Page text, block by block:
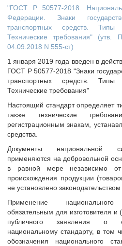
"ГОСТ Р 50577-2018.
Федерации. Знаки
транспортных средств.
Технические требования" (утв.
04.09.2018 N 555-ст)
1 января 2019 года введен в
ГОСТ Р 50577-2018 "Знаки
транспортных средств.
Технические требования"
Настоящий стандарт определяет
также технические
регистрационным знакам,
средства.
Документы национальной
применяются на добровольной
в равной мере независимо
происхождения продукции
не установлено
Применение
обязательным для изготовителя и
публичного заявления о
национальному стандарту, в том
обозначения национального